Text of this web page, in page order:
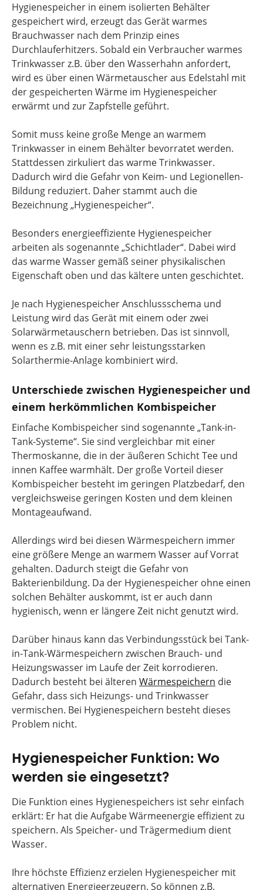
Hygienespeicher in einem isolierten Behälter
gespeichert wird, erzeugt das Gerät warmes
Brauchwasser nach dem Prinzip eines
Durchlauferhitzers. Sobald ein Verbraucher warmes
Trinkwasser z.B. über den Wasserhahn anfordert,
wird es über einen Wärmetauscher aus Edelstahl mit
der gespeicherten Wärme im Hygienespeicher
erwärmt und zur Zapfstelle geführt.
Somit muss keine große Menge an warmem
Trinkwasser in einem Behälter bevorratet werden.
Stattdessen zirkuliert das warme Trinkwasser.
Dadurch wird die Gefahr von Keim- und Legionellen-
Bildung reduziert. Daher stammt auch die
Bezeichnung „Hygienespeicher“.
Besonders energieeffiziente Hygienespeicher
arbeiten als sogenannte „Schichtlader“. Dabei wird
das warme Wasser gemäß seiner physikalischen
Eigenschaft oben und das kältere unten geschichtet.
Je nach Hygienespeicher Anschlussschema und
Leistung wird das Gerät mit einem oder zwei
Solarwärmetauschern betrieben. Das ist sinnvoll,
wenn es z.B. mit einer sehr leistungsstarken
Solarthermie-Anlage kombiniert wird.
Unterschiede zwischen Hygienespeicher und
einem herkömmlichen Kombispeicher
Einfache Kombispeicher sind sogenannte „Tank-in-
Tank-Systeme“. Sie sind vergleichbar mit einer
Thermoskanne, die in der äußeren Schicht Tee und
innen Kaffee warmhält. Der große Vorteil dieser
Kombispeicher besteht im geringen Platzbedarf, den
vergleichsweise geringen Kosten und dem kleinen
Montageaufwand.
Allerdings wird bei diesen Wärmespeichern immer
eine größere Menge an warmem Wasser auf Vorrat
gehalten. Dadurch steigt die Gefahr von
Bakterienbildung. Da der Hygienespeicher ohne einen
solchen Behälter auskommt, ist er auch dann
hygienisch, wenn er längere Zeit nicht genutzt wird.
Darüber hinaus kann das Verbindungsstück bei Tank-
in-Tank-Wärmespeichern zwischen Brauch- und
Heizungswasser im Laufe der Zeit korrodieren.
Dadurch besteht bei älteren Wärmespeichern die
Gefahr, dass sich Heizungs- und Trinkwasser
vermischen. Bei Hygienespeichern besteht dieses
Problem nicht.
Hygienespeicher Funktion: Wo
werden sie eingesetzt?
Die Funktion eines Hygienespeichers ist sehr einfach
erklärt: Er hat die Aufgabe Wärmeenergie effizient zu
speichern. Als Speicher- und Trägermedium dient
Wasser.
Ihre höchste Effizienz erzielen Hygienespeicher mit
alternativen Energieerzeugern. So können z.B.